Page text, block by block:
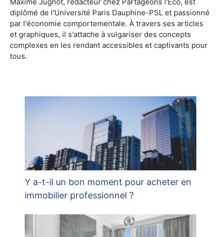
diplômé de l'Université Paris Dauphine-PSL et passionné
par l'économie comportementale. À travers ses articles
et graphiques, il s'attache à vulgariser des concepts
complexes en les rendant accessibles et captivants pour
tous.
Y a-t-il un bon moment pour acheter en
immobilier professionnel ?